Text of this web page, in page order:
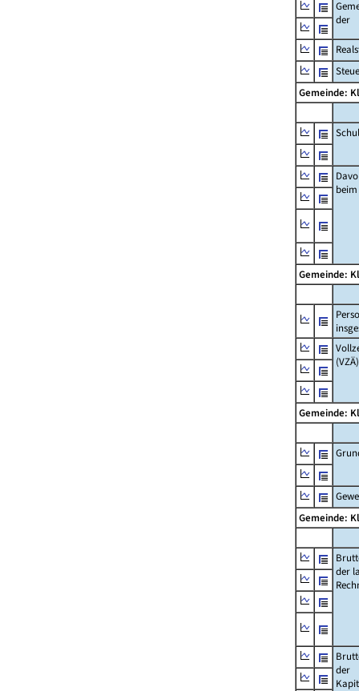
der
Gemeinde:
beim
Gemeinde:
(VZÄ)
Gemeinde:
Gemeinde:
der
der